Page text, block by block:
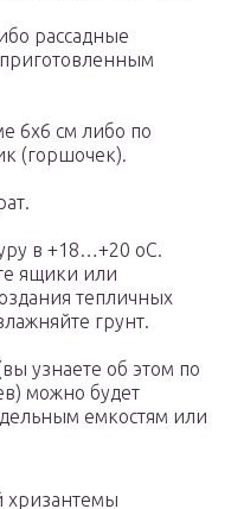
рассадные
6х6 см либо по
(горшочек).
в +18…+20 оС.
ящики или
тепличных
грунт.
узнаете об этом по
можно будет
емкостям или
хризантемы